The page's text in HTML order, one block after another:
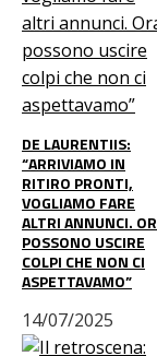
DE LAURENTIIS:
“ARRIVIAMO IN
RITIRO PRONTI,
VOGLIAMO FARE
ALTRI ANNUNCI.
POSSONO USCIRE
COLPI CHE NON CI
ASPETTAVAMO”
14/07/2025